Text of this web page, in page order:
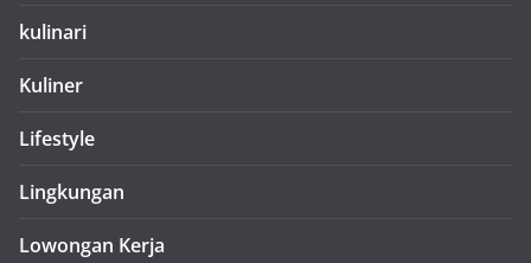
kulinari
Kuliner
Lifestyle
Lingkungan
Lowongan Kerja